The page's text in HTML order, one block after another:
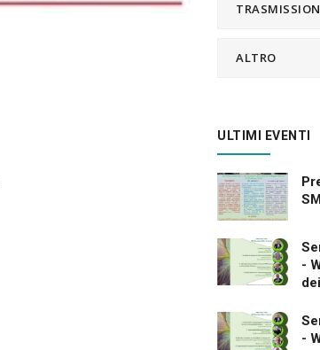
ALTRO
ULTIMI EVENTI
-
-